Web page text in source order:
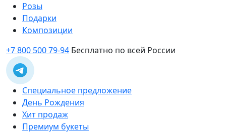
Розы
Подарки
Композиции
+7 800 500 79-94 Бесплатно по всей России
Специальное предложение
День Рождения
Хит продаж
Премиум букеты